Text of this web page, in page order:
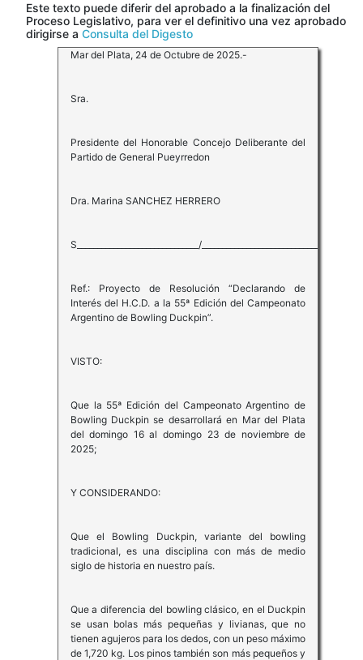
Este texto puede diferir del aprobado a la finalización del
Proceso Legislativo, para ver el definitivo una vez aprobado
dirigirse a Consulta del Digesto
Mar del Plata, 24 de Octubre de 2025.-
Sra.
Presidente del Honorable Concejo Deliberante del
Partido de General Pueyrredon
Dra. Marina SANCHEZ HERRERO
S______________________________/__________________________________D
Ref.: Proyecto de Resolución “Declarando de
Interés del H.C.D. a la 55ª Edición del Campeonato
Argentino de Bowling Duckpin”.
VISTO:
Que la 55ª Edición del Campeonato Argentino de
Bowling Duckpin se desarrollará en Mar del Plata
del domingo 16 al domingo 23 de noviembre de
2025;
Y CONSIDERANDO:
Que el Bowling Duckpin, variante del bowling
tradicional, es una disciplina con más de medio
siglo de historia en nuestro país.
Que a diferencia del bowling clásico, en el Duckpin
se usan bolas más pequeñas y livianas, que no
tienen agujeros para los dedos, con un peso máximo
de 1,720 kg. Los pinos también son más pequeños y